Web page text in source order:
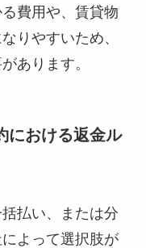
費用や、賃貸物
りやすいため、
あります。
における返金ル
払い、または分
よって選択肢が